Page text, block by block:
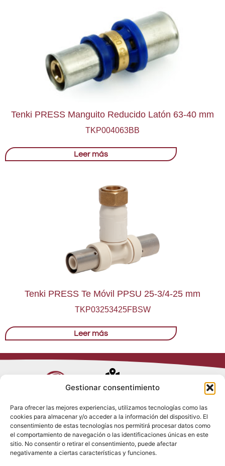
Gestionar consentimiento
Para ofrecer las mejores experiencias, utilizamos tecnologías como las
cookies para almacenar y/o acceder a la información del dispositivo. El
consentimiento de estas tecnologías nos permitirá procesar datos como
el comportamiento de navegación o las identificaciones únicas en este
sitio. No consentir o retirar el consentimiento, puede afectar
negativamente a ciertas características y funciones.
Tenki PRESS Manguito Reducido Latón 63-40 mm
TKP004063BB
Leer más
Tenki PRESS Te Móvil PPSU 25-3/4-25 mm
TKP03253425FBSW
Leer más
Avenida de
28017 Madrid
(España)
(+34) 910 917
Política de
Privacidad
Política de
Cookies